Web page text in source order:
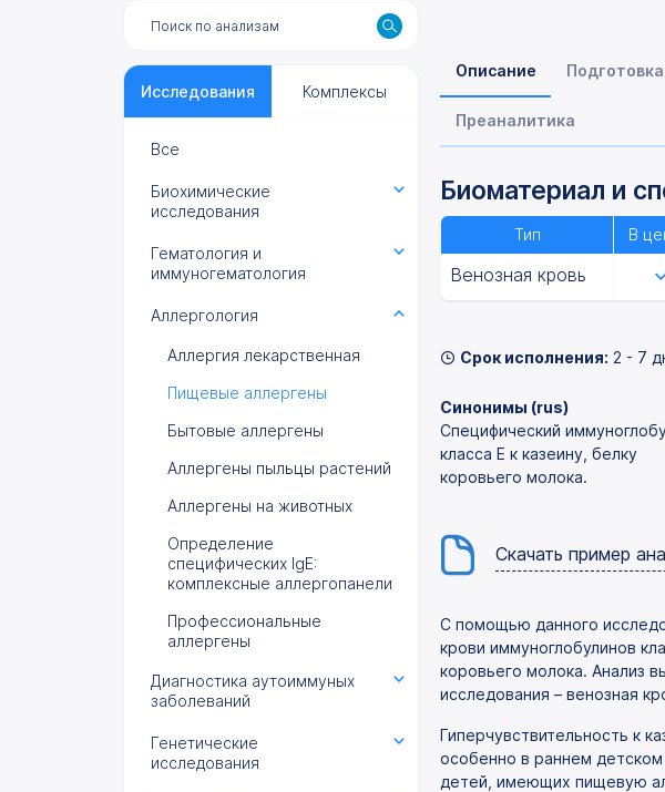
Описание Подготовка
Преаналитика
Биоматериал и
Тип В
Венозная кровь
Срок исполнения: 2 - 7
Синонимы (rus)
Специфический
класса Е к казеину, белку
коровьего молока.
Скачать пример
С помощью данного
крови иммуноглобулинов
коровьего молока. Анализ
исследования – венозная
Гиперчувствительность к
особенно в раннем
детей, имеющих пищевую
Исследования Комплексы
Все
Биохимические
исследования
Гематология и
иммуногематология
Аллергология
Аллергия лекарственная
Пищевые аллергены
Бытовые аллергены
Аллергены пыльцы растений
Аллергены на животных
Определение
специфических IgE:
комплексные аллергопанели
Профессиональные
аллергены
Диагностика аутоиммуных
заболеваний
Генетические
исследования